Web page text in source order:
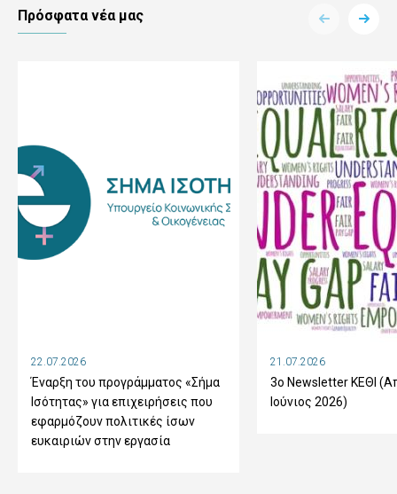
Πρόσφατα νέα μας
22.07.2026
Έναρξη του προγράμματος «Σήμα
Ισότητας» για επιχειρήσεις που
εφαρμόζουν πολιτικές ίσων
ευκαιριών στην εργασία
21.07.2026
3ο Newsletter ΚΕΘΙ
Ιούνιος 2026)